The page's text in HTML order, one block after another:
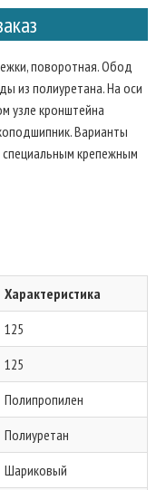
поворотная. Обод
из полиуретана. На оси
узле кронштейна
Варианты
крепежным
Характеристика
125
125
Полипропилен
Полиуретан
Шариковый